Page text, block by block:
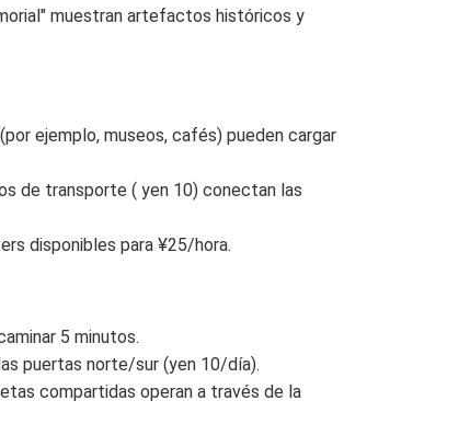
muestran artefactos históricos y
ejemplo, museos, cafés) pueden cargar
de transporte ( yen 10) conectan las
disponibles para ¥25/hora.
5 minutos.
puertas norte/sur (yen 10/día).
compartidas operan a través de la